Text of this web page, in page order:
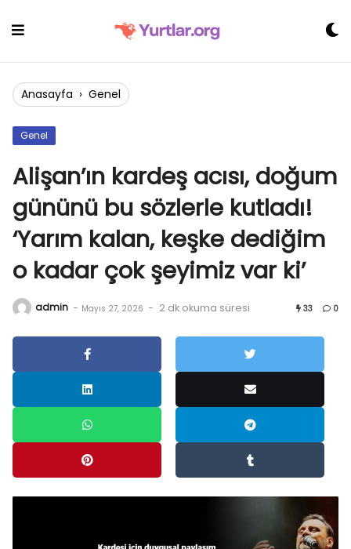
Anasayfa › Genel
Genel
Alişan’ın kardeş acısı, doğum
gününü bu sözlerle kutladı!
‘Yarım kalan, keşke dediğim
o kadar çok şeyimiz var ki’
admin - Mayıs 27, 2026 - 2 dk okuma süresi 33 0